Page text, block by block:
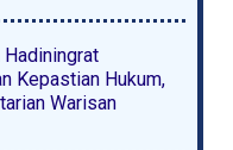
Hadiningrat
Kepastian Hukum,
Warisan